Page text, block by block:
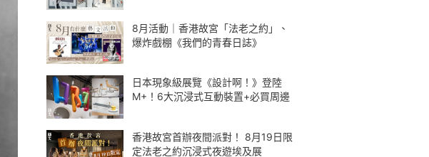
8月活動｜香港故宮「法老之約」、
爆炸戲棚《我們的青春日誌》
日本現象級展覽《設計啊！》登陸
M+！6大沉浸式互動裝置+必買周邊
香港故宮首辦夜間派對！ 8月19日限
定法老之約沉浸式夜遊埃及展